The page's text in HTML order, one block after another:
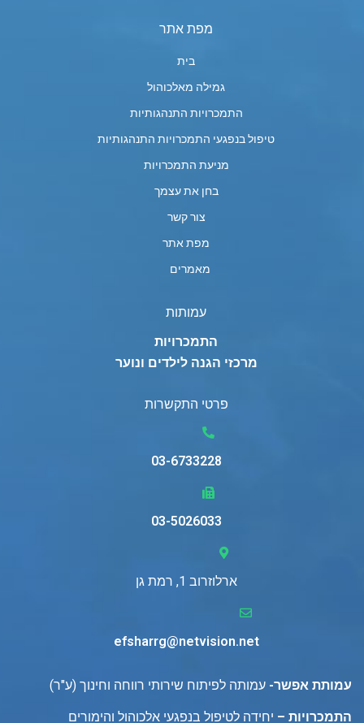
מפת אתר
בית
גמילה מאלכוהול
התמכרויות התנהגותיות
טיפול בנפגעי התמכרויות התנהגותיות
מניעת התמכרויות
בחן את עצמך
צור קשר
מפת אתר
מאמרים
עמותות
התמכרויות
מרכזי הגנה לילדים ונוער
פרטי התקשרות
03-6733228
03-5026033
ארלוזרוב 1, רמת גן
efsharrg@netvision.net
עמותת אפשר- עמותה לפיתוח שירותי רווחה וחינוך (ע"ר)
התמכרויות – יחידה לטיפול בנפגעי אלכוהול והימורים